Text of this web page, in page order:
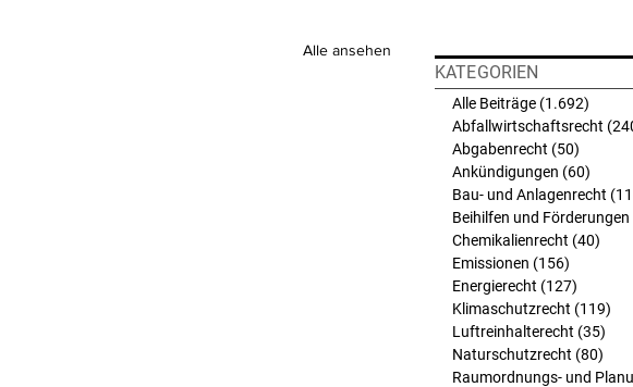
Alle ansehen
Alle Beiträge (1.692)
Abfallwirtschaftsrecht
Abgabenrecht (50)
Ankündigungen (60)
Bau- und Anlagenrecht
Beihilfen und Förderungen
Chemikalienrecht (40)
Emissionen (156)
Energierecht (127)
Klimaschutzrecht (119)
Luftreinhalterecht (35)
Naturschutzrecht (80)
Raumordnungs- und
KATEGORIEN